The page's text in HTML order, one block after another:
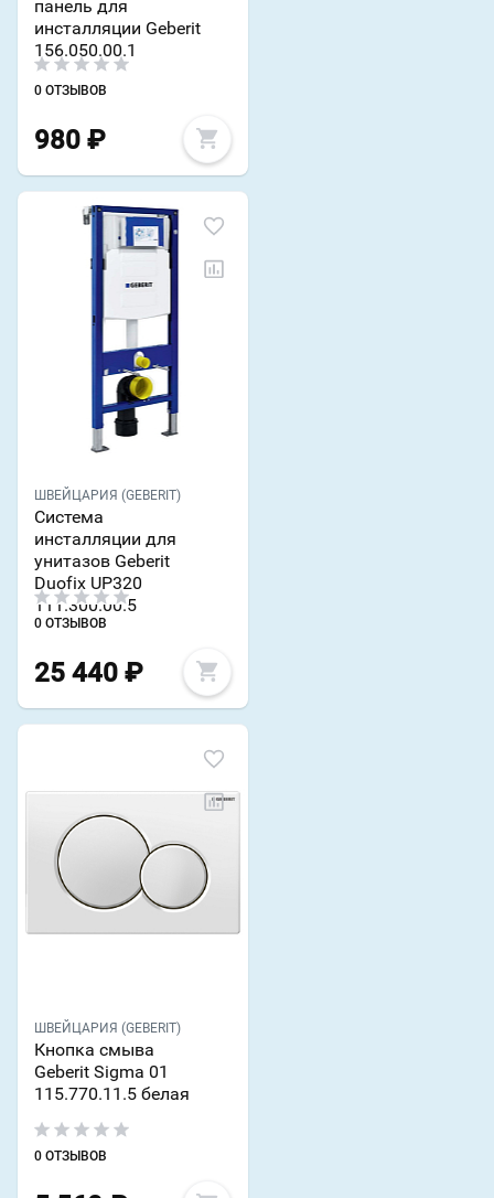
панель для
инсталляции Geberit
156.050.00.1
0 ОТЗЫВОВ
980 ₽
ШВЕЙЦАРИЯ (GEBERIT)
Система
инсталляции для
унитазов Geberit
Duofix UP320
111.300.00.5
0 ОТЗЫВОВ
25 440 ₽
ШВЕЙЦАРИЯ (GEBERIT)
Кнопка смыва
Geberit Sigma 01
115.770.11.5 белая
0 ОТЗЫВОВ